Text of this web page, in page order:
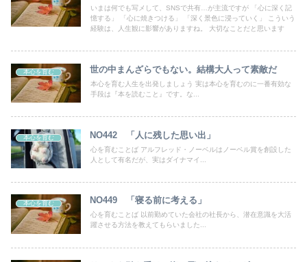
いまは何でも写メして、SNSで共有…が主流ですが 「心に深く記
憶する」 「心に焼きつける」 「深く景色に浸っていく」 こういう
経験は、人生観に影響がありますね。 大切なことだと思います
本心を育む 世の中まんざらでもない。結構大人って素敵だ
本心を育む人生を出発しましょう 実は本心を育むのに一番有効な
手段は『本を読むこと』です。な...
本心を育む NO442 「人に残した思い出」
心を育むことば アルフレッド・ノーベルはノーベル賞を創設した
人として有名だが、実はダイナマイ...
本心を育む NO449 「寝る前に考える」
心を育むことば 以前勤めていた会社の社長から、潜在意識を大活
躍させる方法を教えてもらいました...